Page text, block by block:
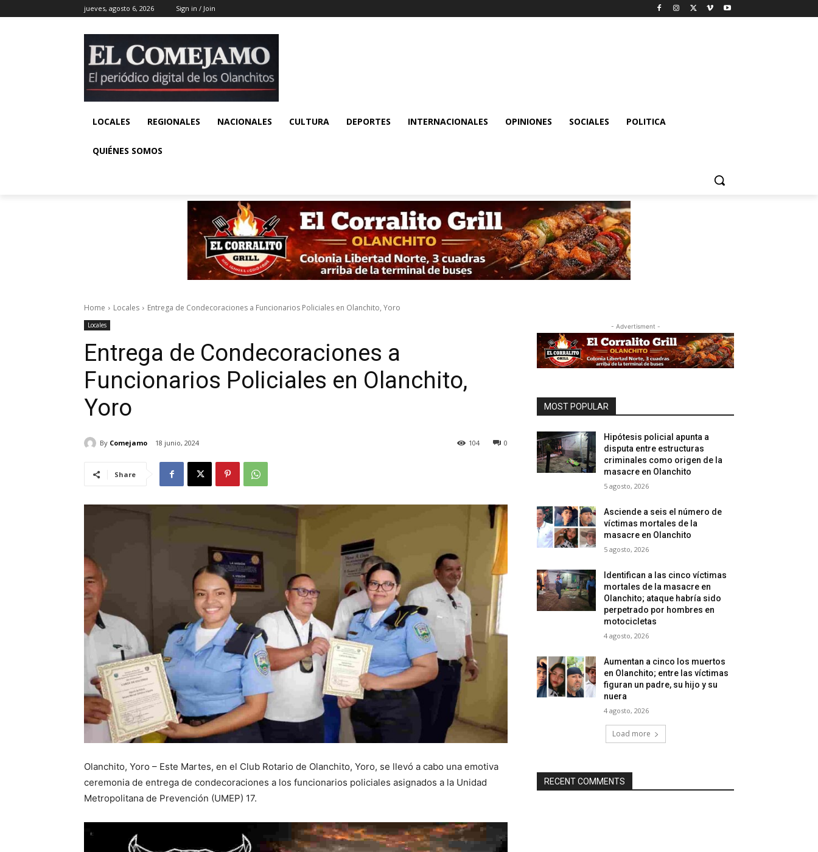
jueves, agosto 6, 2026 Sign in / Join
LOCALES REGIONALES NACIONALES CULTURA DEPORTES INTERNACIONALES OPINIONES SOCIALES POLITICA
QUIÉNES SOMOS
Home Locales Entrega de Condecoraciones a Funcionarios Policiales en Olanchito, Yoro
Locales
Entrega de Condecoraciones a
Funcionarios Policiales en Olanchito,
Yoro
By Comejamo 18 junio, 2024 0
104
Share
Olanchito, Yoro – Este Martes, en el Club Rotario de Olanchito, Yoro, se llevó a cabo una emotiva
ceremonia de entrega de condecoraciones a los funcionarios policiales asignados a la Unidad
Metropolitana de Prevención (UMEP) 17.
- Advertisment -
MOST POPULAR
Hipótesis policial apunta a
disputa entre estructuras
criminales como origen de la
masacre en Olanchito
5 agosto, 2026
Asciende a seis el número de
víctimas mortales de la
masacre en Olanchito
5 agosto, 2026
Identifican a las cinco víctimas
mortales de la masacre en
Olanchito; ataque habría sido
perpetrado por hombres en
motocicletas
4 agosto, 2026
Aumentan a cinco los muertos
en Olanchito; entre las víctimas
figuran un padre, su hijo y su
nuera
4 agosto, 2026
Load more
RECENT COMMENTS